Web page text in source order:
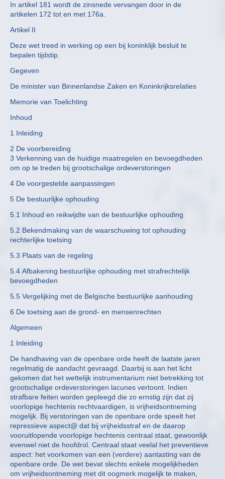
In artikel 181 wordt de zinsnede vervangen door in de
artikelen 172 tot en met 176a.
Artikel II
Deze wet treed in werking op een bij koninklijk besluit te
bepalen tijdstip.
Gegeven
De minister van Binnenlandse Zaken en Koninkrijksrelaties
Memorie van Toelichting
Inhoud
1 Inleiding
2 De voorbereiding
3 Verkenning van de huidige maatregelen en bevoegdheden
om op te treden bij grootschalige ordeverstoringen
4 De voorgestelde aanpassingen
5 De bestuurlijke ophouding
5.1 Inhoud en reikwijdte van de bestuurlijke ophouding
5.2 Bekendmaking van de waarschuwing tot ophouding
rechterlijke toetsing
5.3 Plaats van de regeling
5.4 Afbakening bestuurlijke ophouding met strafrechtelijk
bevoegdheden
5.5 Vergelijking met de Belgische bestuurlijke aanhouding
6 De toetsing aan de grond- en mensenrechten
Algemeen
1 Inleiding
De handhaving van de openbare orde heeft de laatste jaren
regelmatig de aandacht gevraagd. Daarbij is aan het licht
gekomen dat het wettelijk instrumentarium niet betrekking tot
grootschalige ordeverstoringen lacunes vertoont. Indien
strafbare feiten worden gepleegd die zo ernstig zijn dat zij
voorlopige hechtenis rechtvaardigen, is vrijheidsontneming
mogelijk. Bij verstoringen van de openbare orde speelt het
repressieve aspect@ dat bij vrijheidsstraf en de daarop
vooruitlopende voorlopige hechtenis centraal staat, gewoonlijk
evenwel niet de hoofdrol. Centraal staat veelal het preventieve
aspect: het voorkomen van een (verdere) aantasting van de
openbare orde. De wet bevat slechts enkele mogelijkheden
om vrijheidsontneming met dit oogmerk mogelijk te maken,